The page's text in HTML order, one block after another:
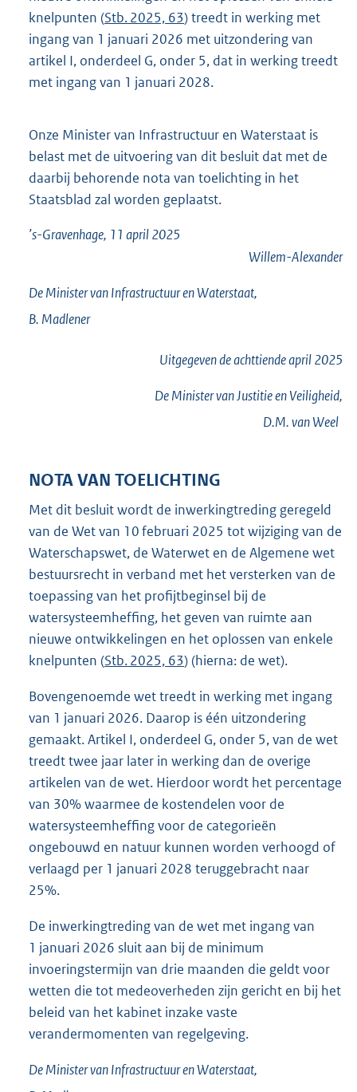
knelpunten (Stb. 2025, 63) treedt in werking met
ingang van 1 januari 2026 met uitzondering van
artikel I, onderdeel G, onder 5, dat in werking treedt
met ingang van 1 januari 2028.
Onze Minister van Infrastructuur en Waterstaat is
belast met de uitvoering van dit besluit dat met de
daarbij behorende nota van toelichting in het
Staatsblad zal worden geplaatst.
’s-Gravenhage, 11 april 2025
Willem-Alexander
De Minister van Infrastructuur en Waterstaat,
B. Madlener
Uitgegeven deachttiendeapril 2025
De Minister van Justitie en Veiligheid,
D.M. vanWeel
NOTA VAN TOELICHTING
Met dit besluit wordt de inwerkingtreding geregeld
van de Wet van 10 februari 2025 tot wijziging van de
Waterschapswet, de Waterwet en de Algemene wet
bestuursrecht in verband met het versterken van de
toepassing van het profijtbeginsel bij de
watersysteemheffing, het geven van ruimte aan
nieuwe ontwikkelingen en het oplossen van enkele
knelpunten (Stb. 2025, 63) (hierna: de wet).
Bovengenoemde wet treedt in werking met ingang
van 1 januari 2026. Daarop is één uitzondering
gemaakt. Artikel I, onderdeel G, onder 5, van de wet
treedt twee jaar later in werking dan de overige
artikelen van de wet. Hierdoor wordt het percentage
van 30% waarmee de kostendelen voor de
watersysteemheffing voor de categorieën
ongebouwd en natuur kunnen worden verhoogd of
verlaagd per 1 januari 2028 teruggebracht naar
25%.
De inwerkingtreding van de wet met ingang van
1 januari 2026 sluit aan bij de minimum
invoeringstermijn van drie maanden die geldt voor
wetten die tot medeoverheden zijn gericht en bij het
beleid van het kabinet inzake vaste
verandermomenten van regelgeving.
De Minister van Infrastructuur en Waterstaat,